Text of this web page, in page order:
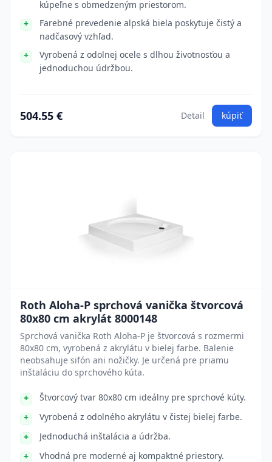
kúpeľne s obmedzeným priestorom.
Farebné prevedenie alpská biela poskytuje čistý a
nadčasový vzhľad.
Vyrobená z odolnej ocele s dlhou životnosťou a
jednoduchou údržbou.
504.55 € Detail kúpiť
Roth Aloha-P sprchová vanička štvorcová
80x80 cm akrylát 8000148
Sprchová vanička Roth Aloha-P je štvorcová s rozmermi
80x80 cm, vyrobená z akrylátu v bielej farbe. Balenie
neobsahuje sifón ani nožičky. Je určená pre priamu
inštaláciu do sprchového kúta.
Štvorcový tvar 80x80 cm ideálny pre sprchové kúty.
Vyrobená z odolného akrylátu v čistej bielej farbe.
Jednoduchá inštalácia a údržba.
Vhodná pre moderné aj kompaktné priestory.